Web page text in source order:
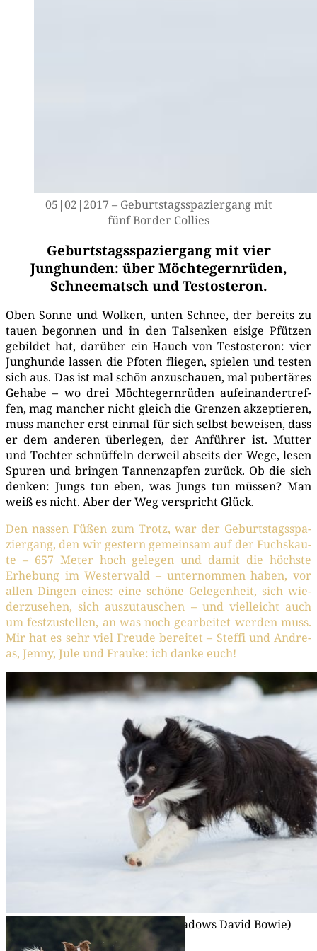
05|02|2017 – Geburts­tags­spa­zier­gang mit
fünf Bor­der Collies
Geburtstagsspaziergang mit vier
Junghunden: über Möchtegernrüden,
Schneematsch und Testosteron.
Oben Son­ne und Wol­ken, unten Schnee, der bereits zu
tau­en begon­nen und in den Tal­sen­ken eisi­ge Pfüt­zen
gebil­det hat, dar­über ein Hauch von Tes­to­ste­ron: vier
Jung­hun­de las­sen die Pfo­ten flie­gen, spie­len und tes­ten
sich aus. Das ist mal schön anzu­schau­en, mal puber­tä­res
Geha­be – wo drei Möch­te­gern­rü­den auf­ein­an­der­tref­
fen, mag man­cher nicht gleich die Gren­zen akzep­tie­ren,
muss man­cher erst ein­mal für sich selbst bewei­sen, dass
er dem ande­ren über­le­gen, der Anfüh­rer ist. Mut­ter
und Toch­ter schnüf­feln der­weil abseits der Wege, lesen
Spu­ren und brin­gen Tan­nen­zap­fen zurück. Ob die sich
den­ken: Jungs tun eben, was Jungs tun müs­sen? Man
weiß es nicht. Aber der Weg ver­spricht Glück.
Den nas­sen Füßen zum Trotz, war der Geburts­tags­spa­
zier­gang, den wir ges­tern gemein­sam auf der Fuchs­kau­
te – 657 Meter hoch gele­gen und damit die höchs­te
Erhe­bung im Wes­ter­wald – unter­nom­men haben, vor
allen Din­gen eines: eine schö­ne Gele­gen­heit, sich wie­
der­zu­se­hen, sich aus­zu­tau­schen – und viel­leicht auch
um fest­zu­stel­len, an was noch gear­bei­tet wer­den muss.
Mir hat es sehr viel Freu­de berei­tet – Stef­fi und Andre­
as, Jen­ny, Jule und Frau­ke: ich dan­ke euch!
05|02|2017 – »Zep­po« (Broad­me­a­dows David Bowie)